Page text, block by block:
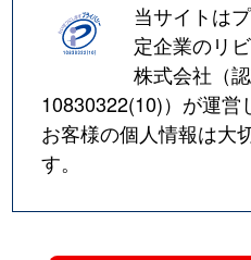
当サイトは
定企業のリ
株式会社（
10830322(10)）が運営
お客様の個人情報は大
す。